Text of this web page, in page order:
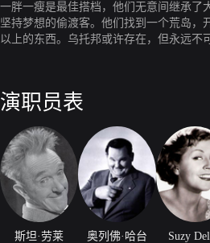
一胖一瘦是最佳搭档，他们无意间继承了
坚持梦想的偷渡客。他们找到一个荒岛
以上的东西。乌托邦或许存在，但永远不
演职员表
斯坦·劳莱 奥列佛·哈台 Suzy